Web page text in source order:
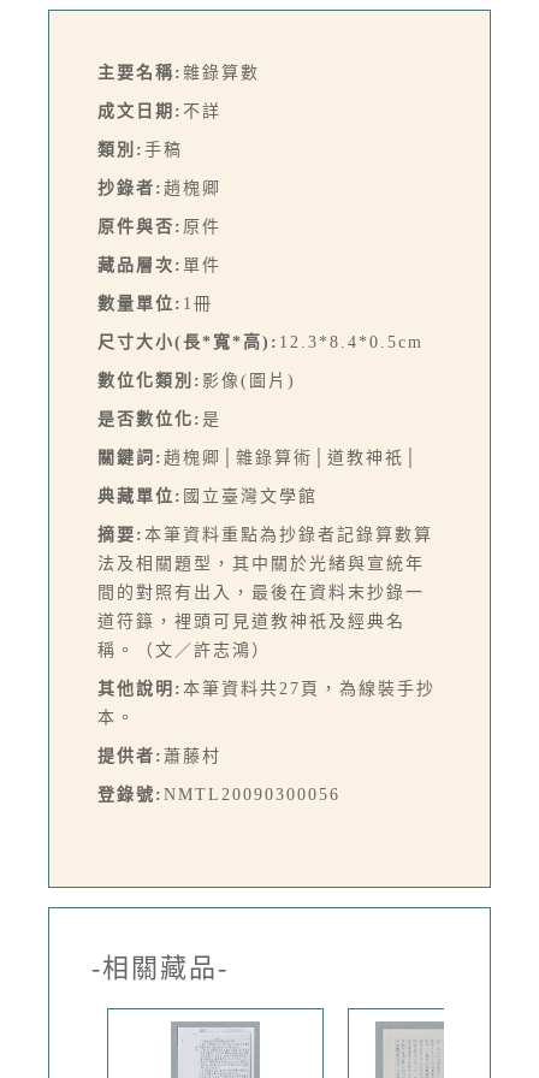
主要名稱: 雜錄算數
成文日期: 不詳
類別: 手稿
抄錄者: 趙槐卿
原件與否: 原件
藏品層次: 單件
數量單位: 1冊
尺寸大小(長*寬*高): 12.3*8.4*0.5cm
數位化類別: 影像(圖片)
是否數位化: 是
關鍵詞: 趙槐卿│雜錄算術│道教神祇│
典藏單位: 國立臺灣文學館
摘要: 本筆資料重點為抄錄者記錄算數算
法及相關題型，其中關於光緒與宣統年
間的對照有出入，最後在資料末抄錄一
道符籙，裡頭可見道教神祇及經典名
稱。（文／許志鴻）
其他說明: 本筆資料共27頁，為線裝手抄
本。
提供者: 蕭藤村
登錄號: NMTL20090300056
-相關藏品-